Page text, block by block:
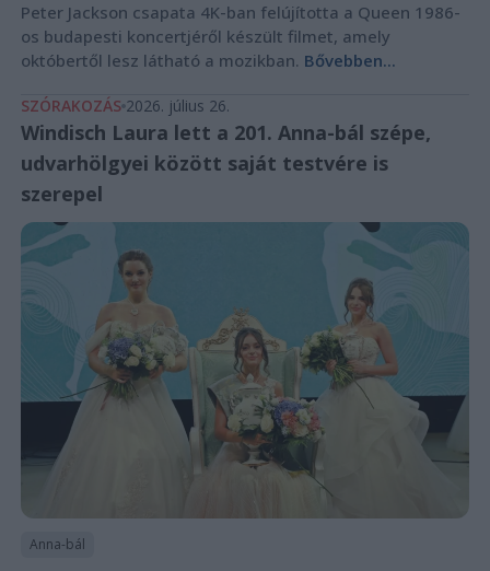
Peter Jackson csapata 4K-ban felújította a Queen 1986-
os budapesti koncertjéről készült filmet, amely
októbertől lesz látható a mozikban. Bővebben...
SZÓRAKOZÁS 2026. július 26.
Windisch Laura lett a 201. Anna-bál szépe,
udvarhölgyei között saját testvére is
szerepel
Anna-bál